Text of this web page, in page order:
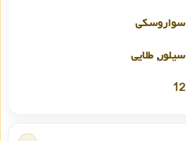
سواروسکی
سیلور, طلایی
12